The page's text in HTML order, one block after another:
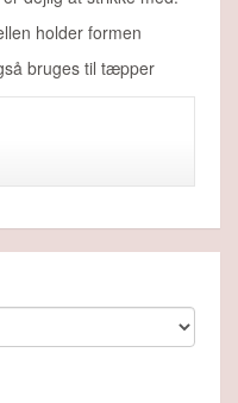
holder formen
bruges til tæpper